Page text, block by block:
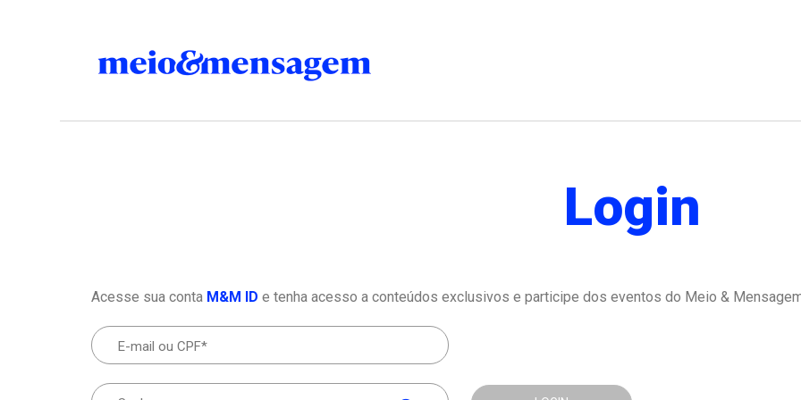
Login
Acesse sua conta M&M ID e tenha acesso a conteúdos exclusivos e participe dos eventos do Meio &